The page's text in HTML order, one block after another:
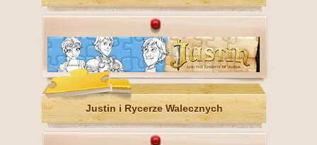
Justin i Rycerze Walecznych